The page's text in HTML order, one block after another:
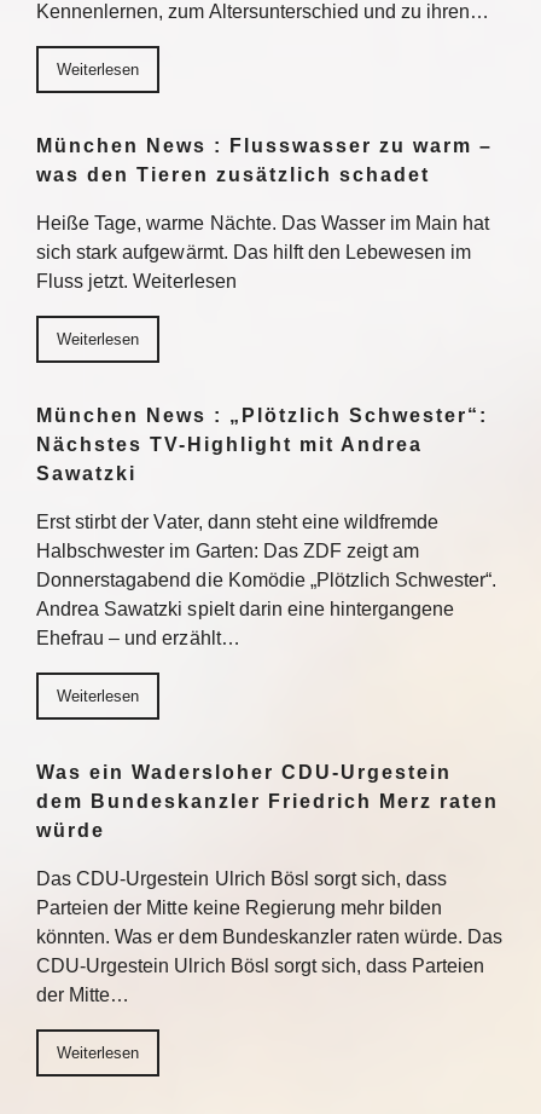
Kennenlernen, zum Altersunterschied und zu ihren…
Weiterlesen
München News : Flusswasser zu warm –
was den Tieren zusätzlich schadet
Heiße Tage, warme Nächte. Das Wasser im Main hat
sich stark aufgewärmt. Das hilft den Lebewesen im
Fluss jetzt. Weiterlesen
Weiterlesen
München News : „Plötzlich Schwester“:
Nächstes TV-Highlight mit Andrea
Sawatzki
Erst stirbt der Vater, dann steht eine wildfremde
Halbschwester im Garten: Das ZDF zeigt am
Donnerstagabend die Komödie „Plötzlich Schwester“.
Andrea Sawatzki spielt darin eine hintergangene
Ehefrau – und erzählt…
Weiterlesen
Was ein Wadersloher CDU-Urgestein
dem Bundeskanzler Friedrich Merz raten
würde
Das CDU-Urgestein Ulrich Bösl sorgt sich, dass
Parteien der Mitte keine Regierung mehr bilden
könnten. Was er dem Bundeskanzler raten würde. Das
CDU-Urgestein Ulrich Bösl sorgt sich, dass Parteien
der Mitte…
Weiterlesen